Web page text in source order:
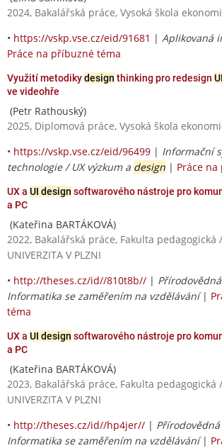
2024, Bakalářská práce, Vysoká škola
• https://vskp.vse.cz/eid/91681 | Aplikovaná
Práce na příbuzné téma
Využití metodikydesign thinking pro redesign UI
ve videohře
(Petr Rathouský)
2025, Diplomová práce, Vysoká škola
• https://vskp.vse.cz/eid/96499 | Informační
technologie / UX výzkum a design | Práce
UX a UI design softwarového nástroje pro
a PC
(Kateřina BARTÁKOVÁ)
2022, Bakalářská práce, Fakulta pedagogická /
UNIVERZITA V PLZNI
• http://theses.cz/id//810t8b// |
Informatika se zaměřením na vzdělávání|
téma
UX a UI design softwarového nástroje pro
a PC
(Kateřina BARTÁKOVÁ)
2023, Bakalářská práce, Fakulta pedagogická /
UNIVERZITA V PLZNI
• http://theses.cz/id//hp4jer// |
Informatika se zaměřením na vzdělávání|